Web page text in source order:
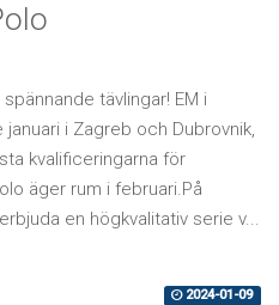
tävlingar! EM i
i Zagreb och Dubrovnik,
kvalificeringarna för
äger rum i februari.På
en högkvalitativ serie v...
2024-01-09